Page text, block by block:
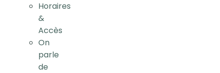
Horaires
&
Accès
On
parle
de